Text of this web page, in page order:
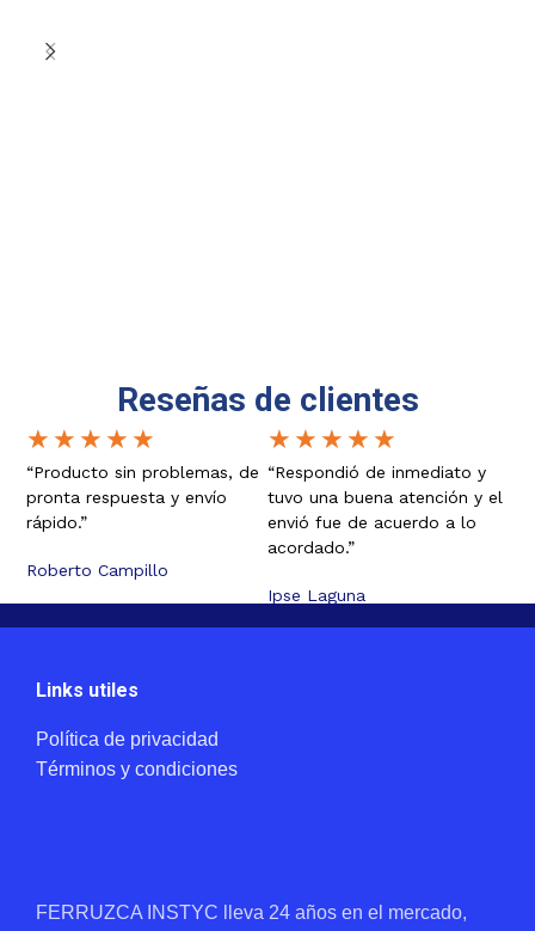
Reseñas de clientes
★ ★ ★ ★ ★
“Producto sin problemas, de
pronta respuesta y envío
rápido.”
Roberto Campillo
★ ★ ★ ★ ★
“Respondió de inmediato y
tuvo una buena atención y el
envió fue de acuerdo a lo
acordado.”
Ipse Laguna
Links utiles
Política de privacidad
Términos y condiciones
FERRUZCA INSTYC lleva 24 años en el mercado,